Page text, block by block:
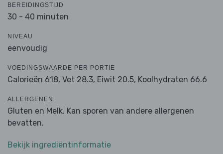
BEREIDINGSTIJD
30 - 40 minuten
NIVEAU
eenvoudig
VOEDINGSWAARDE PER PORTIE
Calorieën 618, Vet 28.3, Eiwit 20.5, Koolhydraten 66.6
ALLERGENEN
Gluten en Melk. Kan sporen van andere allergenen
bevatten.
Bekijk ingrediëntinformatie